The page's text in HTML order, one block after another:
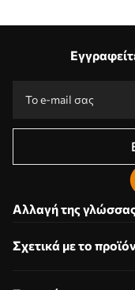
Αλλαγή της
Σχετικά με το